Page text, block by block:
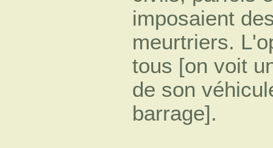
imposaient
meurtriers.
tous [on voit
de son
barrage].